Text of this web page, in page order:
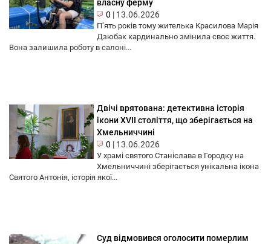
власну ферму
0 | 13.06.2026
П’ять років тому жителька Красилова Марія
Дзюбак кардинально змінила своє життя.
Вона залишила роботу в салоні...
Двічі врятована: детективна історія
ікони XVII століття, що зберігається на
Хмельниччині
0 | 13.06.2026
У храмі святого Станіслава в Городку на
Хмельниччині зберігається унікальна ікона
Святого Антонія, історія якої...
Суд відмовився оголосити померлим